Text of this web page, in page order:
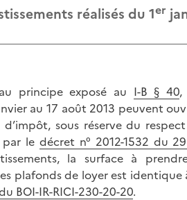
réalisés du 1er
principe exposé au I-B § 40,
au 17 août 2013 peuvent
sous réserve du
par ledécret n° 2012-1532 du
la surface à
plafonds de loyer est identique
BOI-IR-RICI-230-20-20.